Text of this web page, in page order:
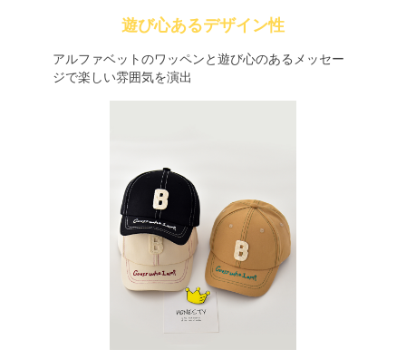
遊び心あるデザイン性
アルファベットのワッペンと遊び心のあるメッセー
ジで楽しい雰囲気を演出